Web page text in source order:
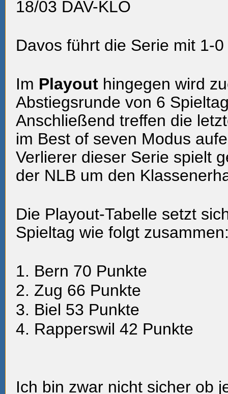
18/03 DAV-KLO
Davos führt die Serie mit 1-0
Im Playout hingegen wird
Abstiegsrunde von 6
Anschließend treffen die
im Best of seven Modus
Verlierer dieser Serie spielt
der NLB um den
Die Playout-Tabelle setzt
Spieltag wie folgt
1. Bern 70 Punkte
2. Zug 66 Punkte
3. Biel 53 Punkte
4. Rapperswil 42 Punkte
Ich bin zwar nicht sicher ob